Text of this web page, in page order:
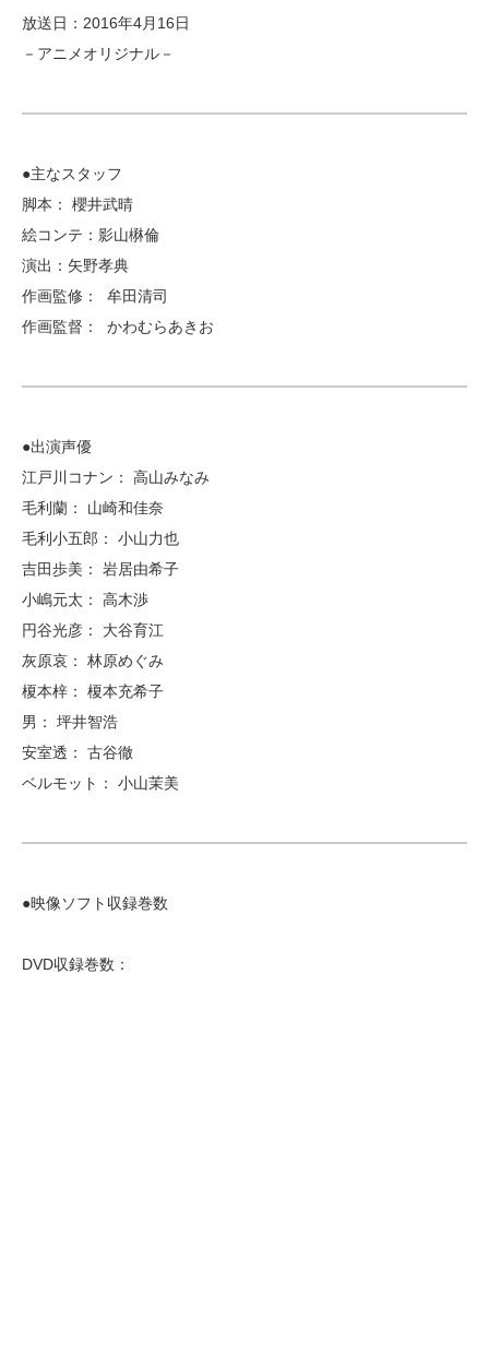
放送日：2016年4月16日
－アニメオリジナル－
●主なスタッフ
脚本： 櫻井武晴
絵コンテ：影山楙倫
演出：矢野孝典
作画監修： 牟田清司
作画監督： かわむらあきお
●出演声優
江戸川コナン： 高山みなみ
毛利蘭： 山崎和佳奈
毛利小五郎： 小山力也
吉田歩美： 岩居由希子
小嶋元太： 高木渉
円谷光彦： 大谷育江
灰原哀： 林原めぐみ
榎本梓： 榎本充希子
男： 坪井智浩
安室透： 古谷徹
ベルモット： 小山茉美
●映像ソフト収録巻数
DVD収録巻数：